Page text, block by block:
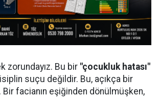
zorundayız. Bu bir "çocukluk hatası"
suçu değildir. Bu, açıkça bir
facianın eşiğinden dönülmüşken,